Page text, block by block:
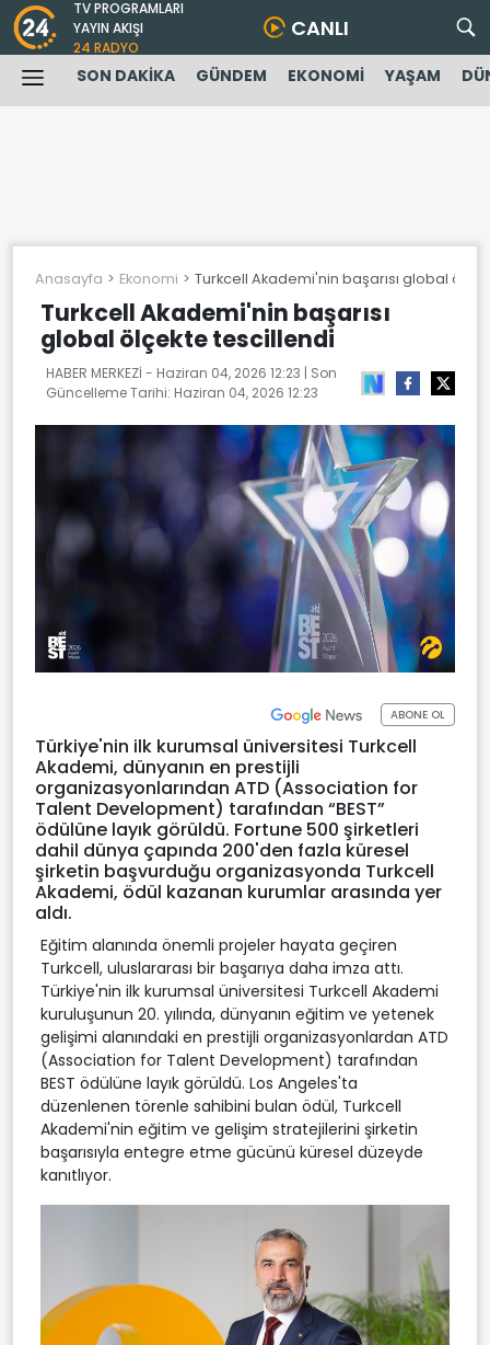
TV PROGRAMLARI
YAYIN AKIŞI
24 RADYO
CANLI
SON DAKİKA GÜNDEM EKONOMİ YAŞAM
Anasayfa Ekonomi Turkcell Akademi'nin başarısı global
Turkcell Akademi'nin başarısı
global ölçekte tescillendi
HABER MERKEZİ - Haziran 04, 2026 12:23 | Son
Güncelleme Tarihi: Haziran 04, 2026 12:23
ABONE OL
Türkiye'nin ilk kurumsal üniversitesi Turkcell
Akademi, dünyanın en prestijli
organizasyonlarından ATD (Association for
Talent Development) tarafından “BEST”
ödülüne layık görüldü. Fortune 500 şirketleri
dahil dünya çapında 200'den fazla küresel
şirketin başvurduğu organizasyonda Turkcell
Akademi, ödül kazanan kurumlar arasında yer
aldı.
Eğitim alanında önemli projeler hayata geçiren
Turkcell, uluslararası bir başarıya daha imza attı.
Türkiye'nin ilk kurumsal üniversitesi Turkcell Akademi
kuruluşunun 20. yılında, dünyanın eğitim ve yetenek
gelişimi alanındaki en prestijli organizasyonlardan ATD
(Association for Talent Development) tarafından
BEST ödülüne layık görüldü. Los Angeles'ta
düzenlenen törenle sahibini bulan ödül, Turkcell
Akademi'nin eğitim ve gelişim stratejilerini şirketin
başarısıyla entegre etme gücünü küresel düzeyde
kanıtlıyor.